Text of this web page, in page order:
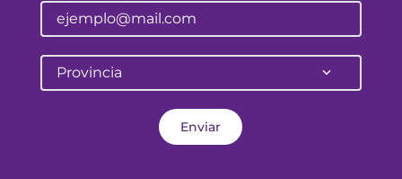
Provincia
Enviar